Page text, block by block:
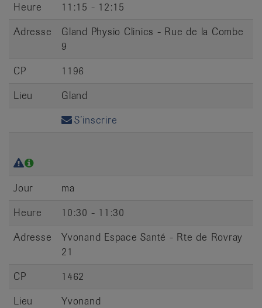
Heure
11:15 - 12:15
Adresse
Gland Physio Clinics - Rue de la Combe
9
CP
1196
Lieu
Gland
S’inscrire
Jour
ma
Heure
10:30 - 11:30
Adresse
Yvonand Espace Santé - Rte de Rovray
21
CP
1462
Lieu
Yvonand